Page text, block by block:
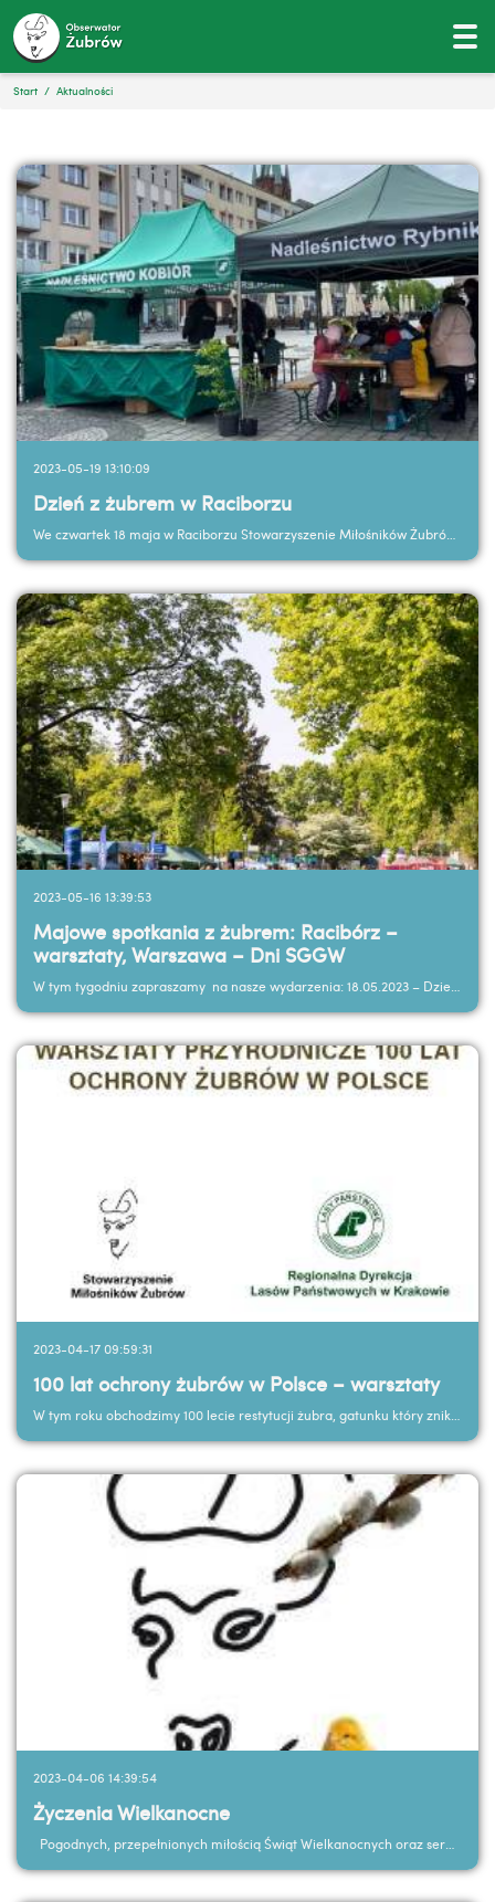
Start Aktualności
2023-05-19 13:10:09
Dzień z żubrem w Raciborzu
2023-05-16 13:39:53
Majowe spotkania z żubrem: Racibórz –
warsztaty, Warszawa – Dni SGGW
2023-04-17 09:59:31
100 lat ochrony żubrów w Polsce – warsztaty
2023-04-06 14:39:54
Życzenia Wielkanocne